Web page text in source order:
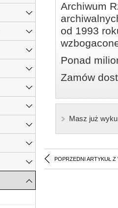
Archiwum
od 1993
Ponad
Zamów
Masz już
POPRZEDNI ARTYKUŁ Z